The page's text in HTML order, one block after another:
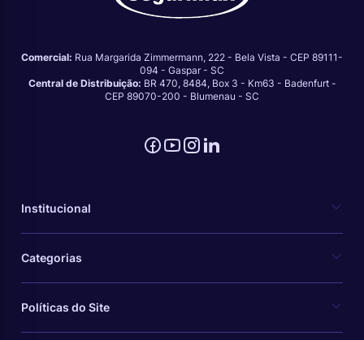
Comercial: Rua Margarida Zimmermann, 222 - Bela Vista - CEP 89111-
094 - Gaspar - SC
Central de Distribuição: BR 470, 8484, Box 3 - Km63 - Badenfurt -
CEP 89070-200 - Blumenau - SC
Institucional
Categorias
Políticas do Site